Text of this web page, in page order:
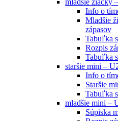
Info o
Mladšie
zápasov
Tabuľka
Rozpis
Tabuľka
staršie mini –
Info o
Staršie
Tabuľka
mladšie mini –
Súpiska